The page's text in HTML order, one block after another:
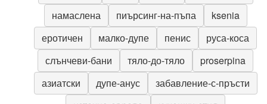
намаслена
пиърсинг-на-пъпа
ksenia
еротичен
малко-дупе пенис
руса-коса
слънчеви-бани
тяло-до-тяло
proserpina
азиатски
дупе-анус
забавление-с-пръсти